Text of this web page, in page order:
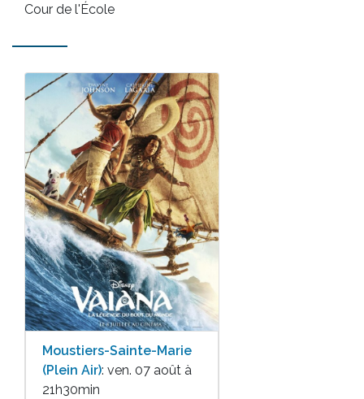
Cour de l'École
Moustiers-Sainte-Marie
(Plein Air): ven. 07 août à
21h30min